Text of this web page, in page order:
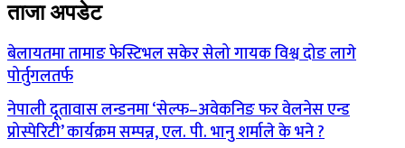
ताजा अपडेट
बेलायतमा तामाङ फेस्टिभल सकेर सेलो गायक विश्व दोङ लागे
पोर्तुगलतर्फ
नेपाली दूतावास लन्डनमा ‘सेल्फ–अवेकनिङ फर वेलनेस एन्ड
प्रोस्पेरिटी’ कार्यक्रम सम्पन्न, एल. पी. भानु शर्माले के भने ?